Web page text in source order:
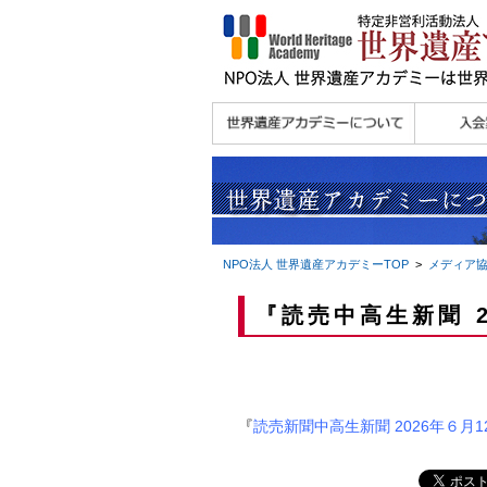
理念
メッセージ
主な活動内容
沿革
組織図・役員
研究員紹介 >>
宮澤 光 MIYAZAWA, Hikaru
研究員によるメディ
ア協力など
法人会員・協賛団体
メディア協力／プレ
個人会員
法人会員
会報誌サ
会員限定
NPO法人 世界遺産アカデミーTOP> メディア
『読売中高生新聞
『読売新聞中高生新聞 2026年６月